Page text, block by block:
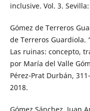
inclusive. Vol. 3.
Gómez de Terreros
de Terreros Guardiola.
Las ruinas: concepto,
por María del Valle
Pérez-Prat Durbán,
2018.
Gómez Sánchez, Juan